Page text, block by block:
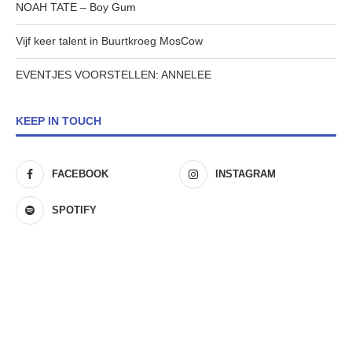
NOAH TATE – Boy Gum
Vijf keer talent in Buurtkroeg MosCow
EVENTJES VOORSTELLEN: ANNELEE
KEEP IN TOUCH
FACEBOOK INSTAGRAM
SPOTIFY